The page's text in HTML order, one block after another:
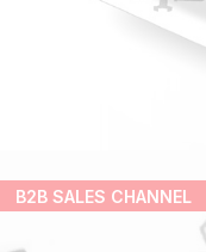
B2B SALES CHANNEL